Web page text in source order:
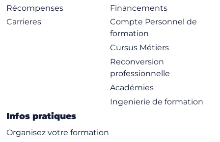
Récompenses
Carrieres
Financements
Compte Personnel de
formation
Cursus Métiers
Reconversion
professionnelle
Académies
Ingenierie de formation
Infos pratiques
Organisez votre formation